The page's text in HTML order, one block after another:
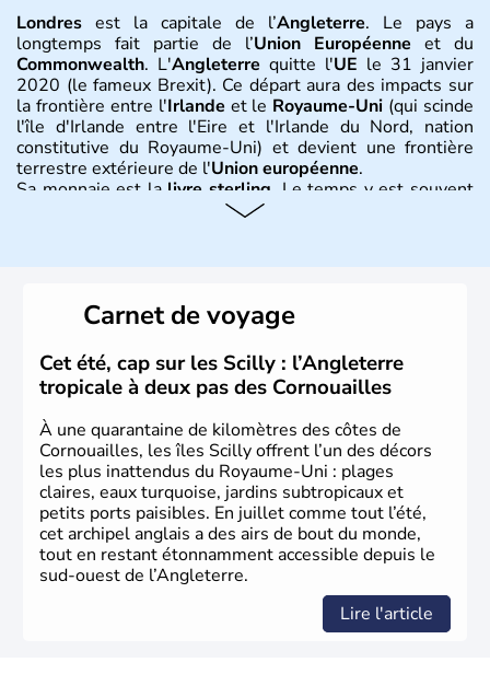
Londres est la capitale de l’Angleterre. Le pays a
longtemps fait partie de l’Union Européenne et du
Commonwealth. L'Angleterre quitte l'UE le 31 janvier
2020 (le fameux Brexit). Ce départ aura des impacts sur
la frontière entre l'Irlande et le Royaume-Uni (qui scinde
l'île d'Irlande entre l'Eire et l'Irlande du Nord, nation
constitutive du Royaume-Uni) et devient une frontière
terrestre extérieure de l'Union européenne.
Sa monnaie est lalivre sterling . Le temps y est souvent
instable avec de nombreuses précipitations : il s’agit d’un
Histoire et administration
L'Angleterre est l’une des quatre nations constitutives du
Royaume-Uni. Elle est peuplée de plus de 50 millions
d’habitants, les Anglais, et constitue à elle seule, près de
84% de la population de l’ensemble. Le pays s’est créé au
Xème siècle et tient son nom desAngles
germanique installé sur ces terres. Première démocratie
parlementaire au monde, elle doit son développement à
l’essor industriel du XIXème siècle.
Carnet de voyage
Cet été, cap sur les Scilly : l’Angleterre
tropicale à deux pas des Cornouailles
À une quarantaine de kilomètres des côtes de
Cornouailles, les îles Scilly offrent l’un des décors
les plus inattendus du Royaume-Uni : plages
claires, eaux turquoise, jardins subtropicaux et
petits ports paisibles. En juillet comme tout l’été,
cet archipel anglais a des airs de bout du monde,
tout en restant étonnamment accessible depuis le
sud-ouest de l’Angleterre.
Lire l'article